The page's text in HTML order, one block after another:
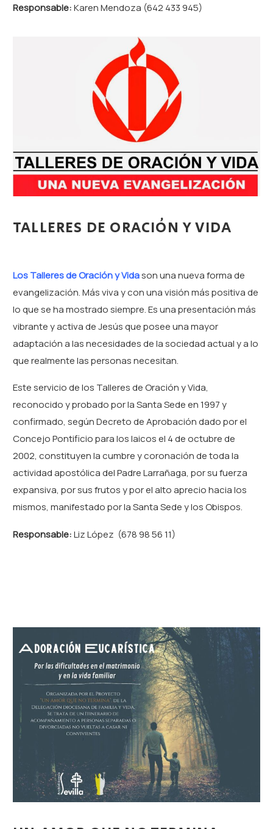
Responsable:Karen Mendoza (642 433 945)
TALLERES DE ORACIÓN Y VIDA
Los Talleres de Oración y Vidason una nueva forma de
evangelización. Más viva y con una visión más positiva de
lo que se ha mostrado siempre. Es una presentación más
vibrante y activa de Jesús que posee una mayor
adaptación a las necesidades de la sociedad actual y a lo
que realmente las personas necesitan.
Este servicio de los Talleres de Oración y Vida,
reconocido y probado por la Santa Sede en 1997 y
confirmado, según Decreto de Aprobación dado por el
Concejo Pontificio para los laicos el 4 de octubre de
2002, constituyen la cumbre y coronación de toda la
actividad apostólica del Padre Larrañaga, por su fuerza
expansiva, por sus frutos y por el alto aprecio hacia los
mismos, manifestado por la Santa Sede y los Obispos.
Responsable:Liz López (678 98 56 11)